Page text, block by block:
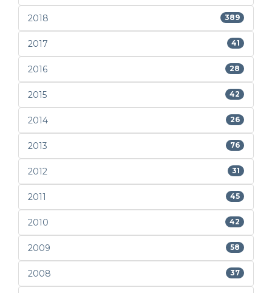
2018 389
2017 41
2016 28
2015 42
2014 26
2013 76
2012 31
2011 45
2010 42
2009 58
2008 37